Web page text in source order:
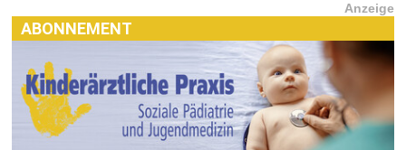
Anzeige
ABONNEMENT